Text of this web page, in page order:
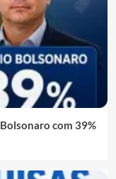
com 39%